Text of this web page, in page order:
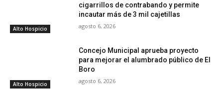
Alto Hospicio
cigarrillos de contrabando y permite
incautar más de 3 mil cajetillas
agosto 6, 2026
Alto Hospicio
Concejo Municipal aprueba proyecto
para mejorar el alumbrado público de El
Boro
agosto 6, 2026